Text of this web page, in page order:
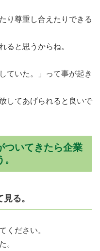
り尊重し合えたりできる
ると思うからね。
ていた。」って事が起き
してあげられると良いで
ついてきたら企業
る。
ください。
。